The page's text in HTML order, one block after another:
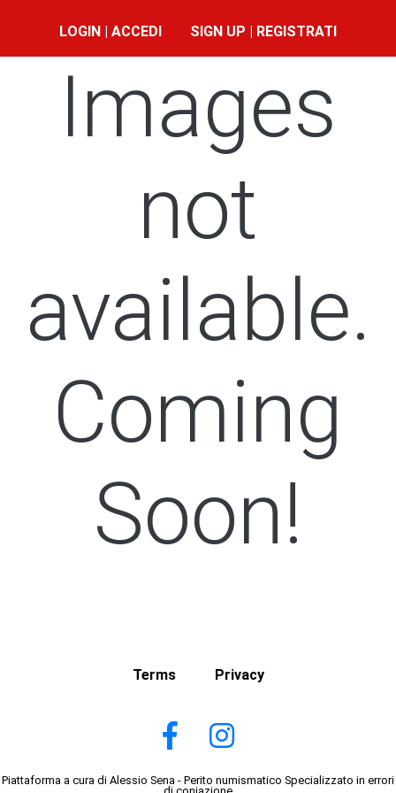
LOGIN | ACCEDI SIGN UP | REGISTRATI
Images
not
available.
Coming
Soon!
Terms Privacy
Piattaforma a cura di Alessio Sena - Perito numismatico Specializzato in errori